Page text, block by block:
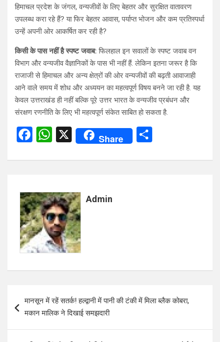
हिमाचल प्रदेश के जंगल, वन्यजीवों के लिए बेहतर और सुरक्षित वातावरण
उपलब्ध करा रहे हैं? या फिर बेहतर आवास, पर्याप्त भोजन और कम प्रतिस्पर्धा
उन्हें अपनी ओर आकर्षित कर रही है?
किसी के पास नहीं है स्पष्ट जवाब: फिलहाल इन सवालों के स्पष्ट जवाब वन
विभाग और वन्यजीव वैज्ञानिकों के पास भी नहीं हैं. लेकिन इतना जरूर है कि
राजाजी से हिमाचल और अन्य क्षेत्रों की ओर वन्यजीवों की बढ़ती आवाजाही
आने वाले समय में शोध और अध्ययन का महत्वपूर्ण विषय बनने जा रही है. यह
केवल उत्तराखंड ही नहीं बल्कि पूरे उत्तर भारत के वन्यजीव प्रबंधन और
संरक्षण रणनीति के लिए भी महत्वपूर्ण संकेत साबित हो सकता है.
F
ce
o
o
k
W
at
A
p
p
X Share
ar
Admin
navigation
मानसून में रहें सतर्क! हल्द्वानी में पानी की टंकी में मिला ब्लैक कोबरा,
मकान मालिक ने दिखाई समझदारी